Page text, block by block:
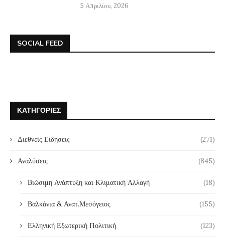
5 Απριλίου, 2026
SOCIAL FEED
ΚΑΤΗΓΟΡΊΕΣ
Διεθνείς Ειδήσεις (271)
Αναλύσεις (845)
Βιώσιμη Ανάπτυξη και Κλιματική Αλλαγή (18)
Βαλκάνια & Ανατ.Μεσόγειος (155)
Ελληνική Εξωτερική Πολιτική (123)